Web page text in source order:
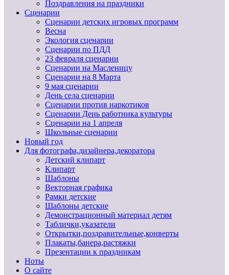
Поздравления на праздники
Сценарии
Сценарии детских игровых программ
Весна
Экология сценарии
Сценарии по ПДД
23 февраля сценарии
Сценарии на Масленицу
Сценарии на 8 Марта
9 мая сценарии
День села сценарии
Сценарии против наркотиков
Сценарии День работника культуры
Сценарии на 1 апреля
Школьные сценарии
Новый год
Для фотографа,дизайнера,декоратора
Детский клипарт
Клипарт
Шаблоны
Векторная графика
Рамки детские
Шаблоны детские
Демонстрационный материал детям
Таблички,указатели
Открытки,поздравительные,конверты
Плакаты,банера,растяжки
Презентации к праздникам
Ноты
О сайте